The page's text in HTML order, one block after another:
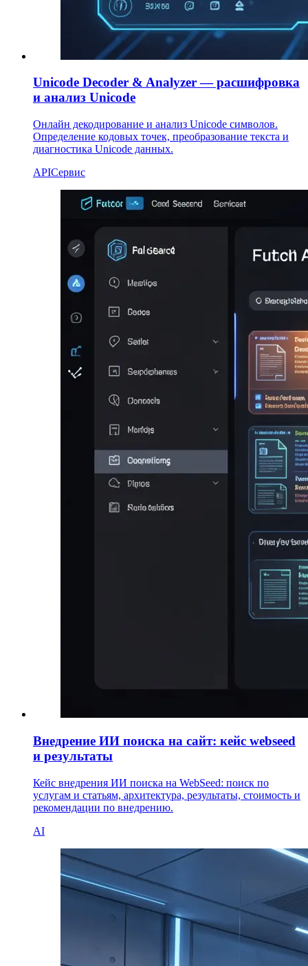
Unicode Decoder & Analyzer — расшифровка
и анализ Unicode
Онлайн декодирование и анализ Unicode символов.
Определение кодовых точек, преобразование текста и
диагностика Unicode данных.
APIСервис
Внедрение ИИ поиска на сайт: кейс webseed
и результаты
Кейс внедрения ИИ поиска на WebSeed: поиск по
услугам и статьям, архитектура, результаты, стоимость и
рекомендации по внедрению.
AI